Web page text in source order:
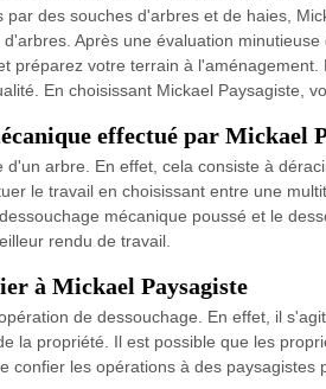
des souches d'arbres et de haies,
Après une évaluation
préparez votre terrain à
En choisissant Mickael Paysagiste,
effectué par Mickael
arbre. En effet, cela consiste à
le travail en choisissant entre une
mécanique poussé et le
rendu de travail.
à Mickael Paysagiste
de dessouchage. En effet, il
la propriété. Il est possible que les
confier les opérations à des